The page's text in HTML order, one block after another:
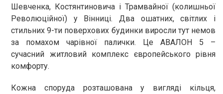
Шевченка, Костянтиновича і Трамвайної (колишньої
Революційної) у Вінниці. Два ошатних, світлих і
стильних 9-ти поверхових будинки виросли тут немов
за помахом чарівної палички. Це АВАЛОН 5 –
сучасний житловий комплекс європейського рівня
комфорту.
Кожна споруда розташована у вигляді кільця,